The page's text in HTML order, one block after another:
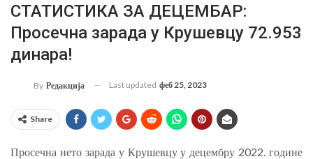
СТАТИСТИКА ЗА ДЕЦЕМБАР:
Просечна зарада у Крушевцу 72.953
динара!
By Редакција Last updated феб 25, 2023
Share
Просечна нето зарада у Крушевцу у децембру 2022. године